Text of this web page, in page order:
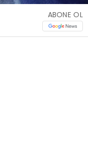
ABONE OL